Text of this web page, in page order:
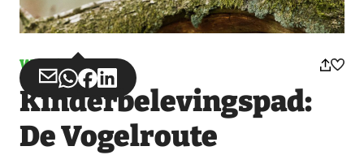
Wandelen
Deel
via
Email
Deel
via
WhatsApp
Deel
op
Facebook
Deel
op
LinkedIn
Kinderbelevingspad:
De Vogelroute